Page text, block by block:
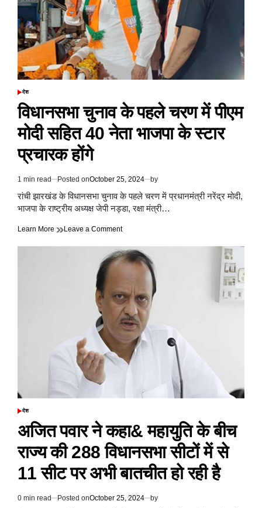
हाड़
कंपाने
वाली
है
ठंड
लिए
रहे
POSTED
IN
देश
विधानसभा चुनाव के पहले चरण में पीएम
मोदी सहित 40 नेता भाजपा के स्टार
प्रचारक होंगे
Estimated
read
time
1 min read Posted onOctober 25, 2024 by
रांची झारखंड के विधानसभा चुनाव के पहले चरण में प्रधानमंत्री नरेंद्र मोदी,
भाजपा के राष्ट्रीय अध्यक्ष जेपी नड्डा, रक्षा मंत्री…
Learn More Leave a Commenton
चुनाव
के
में
पीएम
मोदी
सहित
40
नेता
भाजपा
होंगे
POSTED
देश
अजित पवार ने कहा& महायुति के बीच
राज्य की 288 विधानसभा सीटों में से
11 सीट पर अभी बातचीत हो रही है
Estimated
0 min read Posted onOctober 25, 2024 by